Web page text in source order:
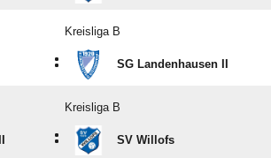
Kreisliga B
: SG Landenhausen II
Kreisliga B
: SV Willofs